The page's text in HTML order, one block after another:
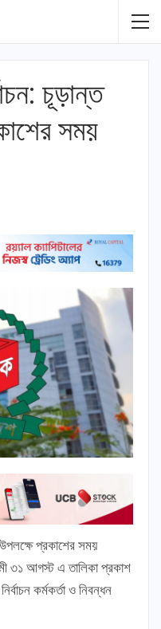
চূড়ান্ত
সময়
প্রকাশের সময়
৩১ আগস্ট এ তালিকা প্রকাশ
কর্মকর্তা ও নিবন্ধন